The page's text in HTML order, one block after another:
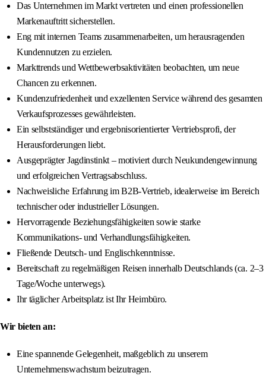
Das Unternehmen im Markt vertreten und einen professionellen
Markenauftritt sicherstellen.
Eng mit internen Teams zusammenarbeiten, um herausragenden
Kundennutzen zu erzielen.
Markttrends und Wettbewerbsaktivitäten beobachten, um neue
Chancen zu erkennen.
Kundenzufriedenheit und exzellenten Service während des gesamten
Verkaufsprozesses gewährleisten.
Ein selbstständiger und ergebnisorientierter Vertriebsprofi, der
Herausforderungen liebt.
Ausgeprägter Jagdinstinkt – motiviert durch Neukundengewinnung
und erfolgreichen Vertragsabschluss.
Nachweisliche Erfahrung im B2B-Vertrieb, idealerweise im Bereich
technischer oder industrieller Lösungen.
Hervorragende Beziehungsfähigkeiten sowie starke
Kommunikations- und Verhandlungsfähigkeiten.
Fließende Deutsch- und Englischkenntnisse.
Bereitschaft zu regelmäßigen Reisen innerhalb Deutschlands (ca. 2–3
Tage/Woche unterwegs).
Ihr täglicher Arbeitsplatz ist Ihr Heimbüro.
Wir bieten an:
Eine spannende Gelegenheit, maßgeblich zu unserem
Unternehmenswachstum beizutragen.